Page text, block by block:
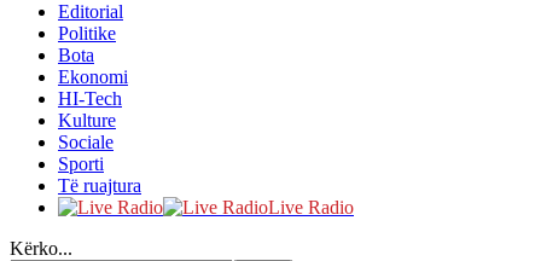
Editorial
Politike
Bota
Ekonomi
HI-Tech
Kulture
Sociale
Sporti
Të ruajtura
Live Radio
Kërko...